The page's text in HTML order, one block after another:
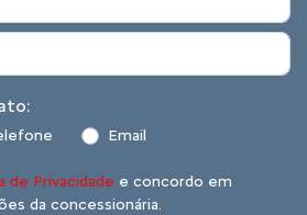
Email
de Privacidade e concordo em
da concessionária.